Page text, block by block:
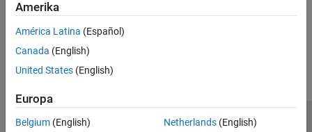
Amerika
América Latina (Español)
Canada (English)
United States (English)
Europa
Belgium (English)
Netherlands(English)
Trust Center
Datenschutz-Richtlinien